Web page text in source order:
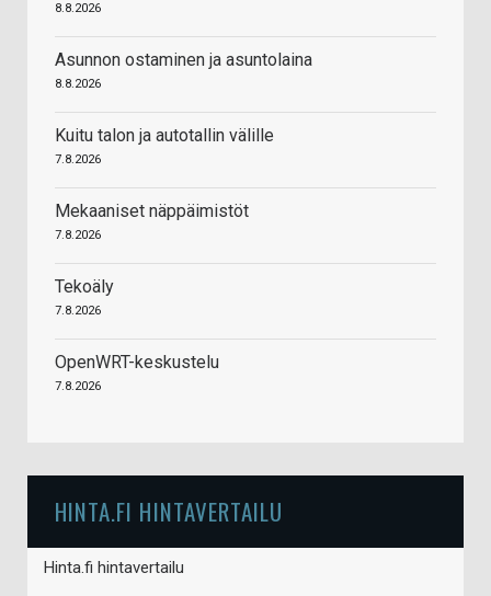
8.8.2026
Asunnon ostaminen ja asuntolaina
8.8.2026
Kuitu talon ja autotallin välille
7.8.2026
Mekaaniset näppäimistöt
7.8.2026
Tekoäly
7.8.2026
OpenWRT-keskustelu
7.8.2026
HINTA.FI HINTAVERTAILU
Hinta.fi hintavertailu